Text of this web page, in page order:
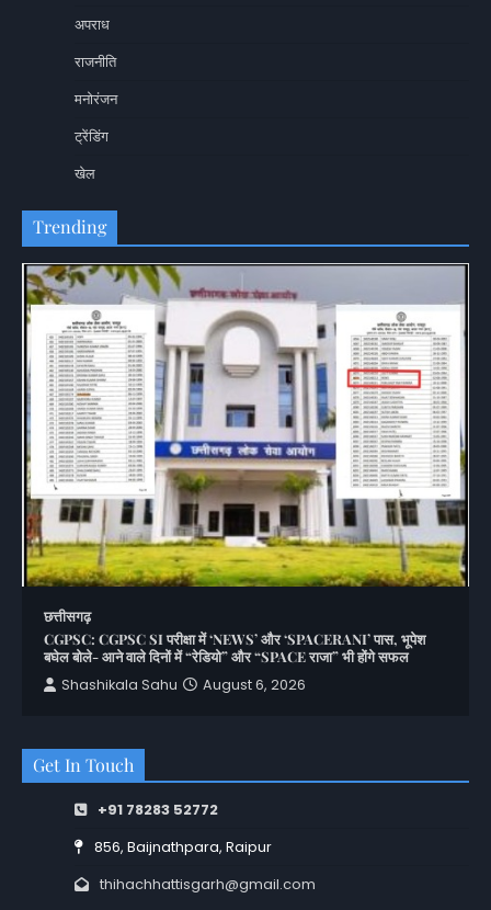
अपराध
राजनीति
मनोरंजन
ट्रेंडिंग
खेल
Trending
छत्तीसगढ़
CGPSC: CGPSC SI परीक्षा में ‘NEWS’ और ‘SPACERANI’ पास, भूपेश
बघेल बोले- आने वाले दिनों में “रेडियो” और “SPACE राजा” भी होंगे सफल
Shashikala Sahu
August 6, 2026
Get In Touch
+91 78283 52772
856, Baijnathpara, Raipur
thihachhattisgarh@gmail.com